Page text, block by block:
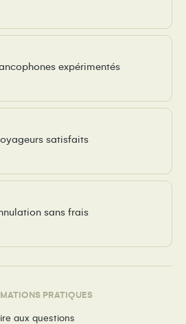
expérimentés
satisfaits
sans frais
PRATIQUES
aux questions